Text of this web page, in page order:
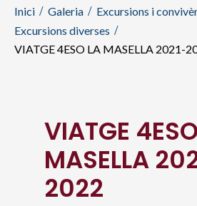
Inici Galeria
Excursions i
Excursions diverses
VIATGE 4ESO LA MASELLA 2021-
VIATGE
MASELLA
2022